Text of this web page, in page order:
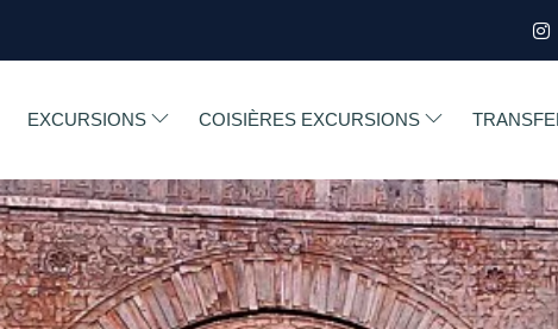
EXCURSIONS COISIÈRES EXCURSIONS